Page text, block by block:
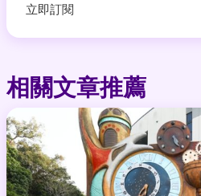
立即訂閱
相關文章推薦